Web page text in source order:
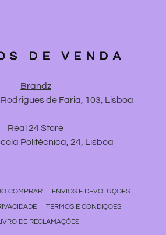
DE VENDA
Brandz
de Faria, 103, Lisboa
Real 24 Store
Politécnica, 24, Lisboa
COMPRAR
ENVIOS E DEVOLUÇÕES
TERMOS E CONDIÇÕES
DE RECLAMAÇÕES